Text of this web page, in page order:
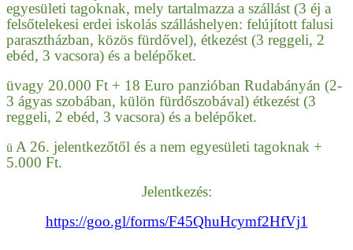
egyesületi tagoknak, mely tartalmazza a szállást (3 éj a
felsőtelekesi erdei iskolás szálláshelyen: felújított falusi
parasztházban, közös fürdővel), étkezést (3 reggeli, 2
ebéd, 3 vacsora) és a belépőket.
üvagy 20.000 Ft + 18 Euro panzióban Rudabányán (2-
3 ágyas szobában, külön fürdőszobával) étkezést (3
reggeli, 2 ebéd, 3 vacsora) és a belépőket.
ü A 26. jelentkezőtől és a nem egyesületi tagoknak +
5.000 Ft.
Jelentkezés:
https://goo.gl/forms/F45QhuHcymf2HfVj1